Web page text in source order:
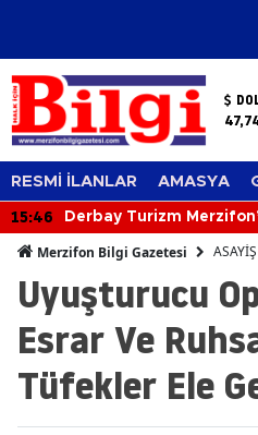
RESMİ İLANLAR AMASYA
15:46
Derbay Turizm
Merzifon Bilgi Gazetesi ASAYİŞ
Uyuşturucu
Esrar Ve
Tüfekler Ele